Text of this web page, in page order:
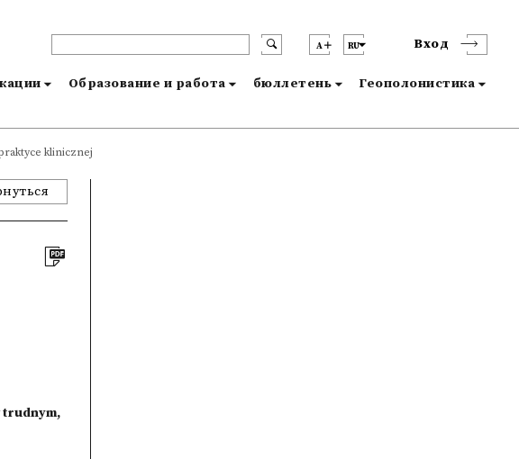
A RU Вход
Образование и работа бюллетень Геополонистика
klinicznej
trudnym,